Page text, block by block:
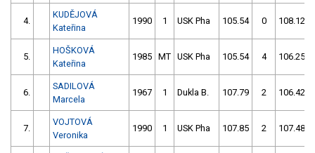
4.
KUDĚJOVÁ
Kateřina
1990 1 USK Pha 105.54 0 108.12
5.
HOŠKOVÁ
Kateřina
1985 MT USK Pha 105.54 4 106.25
6.
SADILOVÁ
Marcela
1967 1 Dukla B. 107.79 2 106.42
7.
VOJTOVÁ
Veronika
1990 1 USK Pha 107.85 2 107.48